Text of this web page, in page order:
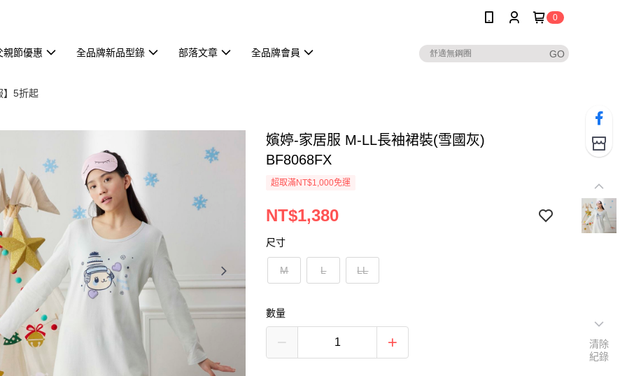
0
親節優惠 全品牌新品型錄 部落文章 全品牌會員
】5折起
嬪婷-家居服 M-LL長袖裙裝(雪國灰)
BF8068FX
超取滿NT$1,000免運
NT$1,380
尺寸
M L LL
數量
清除
紀錄